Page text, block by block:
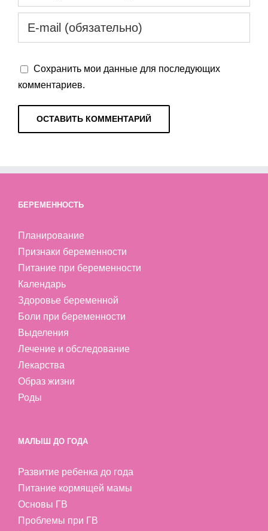
Сохранить мои данные для последующих
комментариев.
БЕРЕМЕННОСТЬ
Планирование
Признаки беременности
Питание при беременности
Календарь
Здоровье беременной
Боли при беременности
Выделения
Лечение и обследование
Лекарства
Образ жизни
Роды
МАЛЫШ ДО ГОДА
Развитие ребенка до года
Питание кормящей мамы
Основы ГВ
Проблемы при ГВ